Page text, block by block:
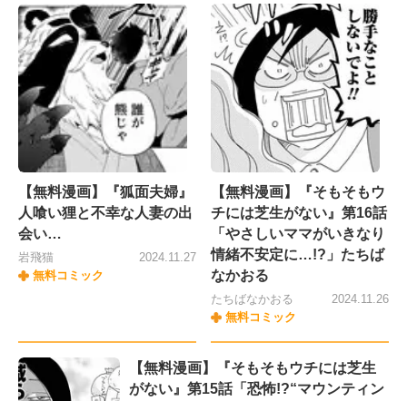
【無料漫画】『狐面夫婦』
人喰い狸と不幸な人妻の出
会い…
岩飛猫
無料コミック
2024.11.27
【無料漫画】『そもそもウ
チには芝生がない』第16話
「やさしいママがいきなり
情緒不安定に…!?」たちば
なかおる
たちばなかおる
無料コミック
2024.11.26
【無料漫画】『そもそもウチには芝生
がない』第15話「恐怖!?“マウンティン